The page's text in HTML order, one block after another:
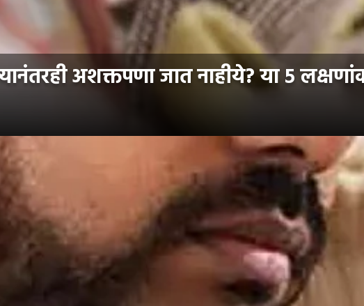
अशक्तपणा जात नाहीये? या ५